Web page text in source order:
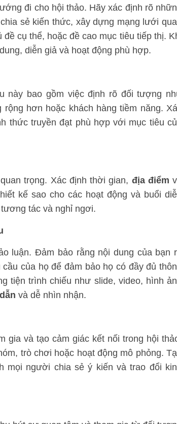
đi cho hội thảo. Hãy xác định rõ
sẻ kiến thức, xây dựng mạng lưới
cụ thể, hoặc đề cao mục tiêu tiếp thị.
diễn giả và hoạt động phù hợp.
này bao gồm việc định rõ đối tượng
hơn hoặc khách hàng tiềm năng.
thức truyền đạt phù hợp với mục tiêu
trọng. Xác định thời gian, địa điểm
kế sao cho các hoạt động và buổi
tác và nghỉ ngơi.
luận. Đảm bảo rằng nội dung của bạn
của họ để đảm bảo họ có đầy đủ
tiện trình chiếu như slide, video, hình
và dễ nhìn nhận.
gia và tạo cảm giác kết nối trong hội
trò chơi hoặc hoạt động mô phỏng.
mọi người chia sẻ ý kiến và trao đổi